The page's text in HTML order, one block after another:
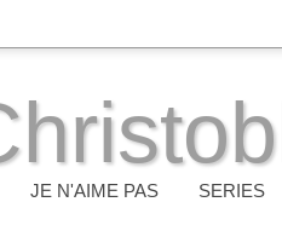
JE N'AIME PAS SERIES